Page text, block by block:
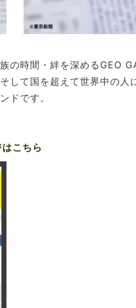
の時間・絆を深めるGEO
して国を超えて世界中の
ドです。
こちら